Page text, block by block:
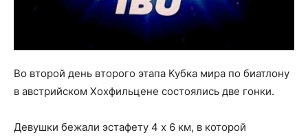
Во второй день второго этапа Кубка мира по биатлону
в австрийском Хохфильцене состоялись две гонки.
Девушки бежали эстафету 4 х 6 км, в которой